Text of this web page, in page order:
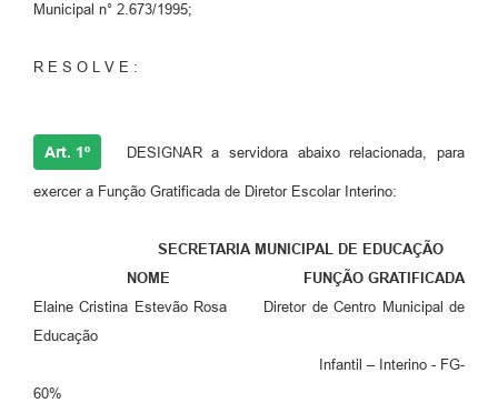
Municipal n° 2.673/1995;
R E S O L V E :
Art. 1º DESIGNAR a servidora abaixo relacionada, para
exercer a Função Gratificada de Diretor Escolar Interino:
SECRETARIA MUNICIPAL DE EDUCAÇÃO
NOME FUNÇÃO GRATIFICADA
Elaine Cristina Estevão Rosa Diretor de Centro Municipal de
Educação
Infantil – Interino - FG-
60%